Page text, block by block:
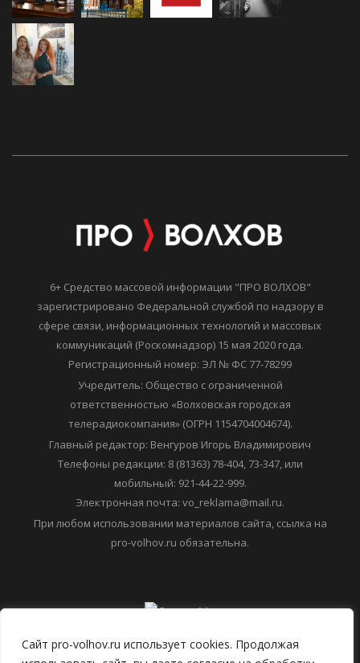
Сайт pro-volhov.ru использует cookies. Продолжая
6+ Средство массовой информации "ПРО ВОЛХОВ"
зарегистрировано Федеральной службой по надзору в
сфере связи, информационных технологий и массовых
коммуникаций (Роскомнадзор) 15 мая 2020 года.
Регистрационный номер: ЭЛ № ФС 77-78299
Учредитель: Общество с ограниченной
ответственностью «Волховская городская
телерадиокомпания» (ОГРН 1154704004674).
Главный редактор: Венгуров Игорь Владимирович
Телефоны редакции: 8 (81363) 78-404, 73-347, или
мобильный: 921-44-22-999.
Электронная почта: vo_reklama@mail.ru.
При любом использовании материалов сайта, ссылка на
pro-volhov.ru обязательна.